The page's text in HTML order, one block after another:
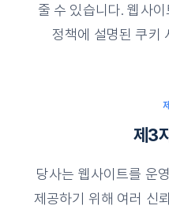
줄 수 있습니다. 웹사
정책에 설명된 쿠키
제3
당사는 웹사이트를 운
제공하기 위해 여러 신